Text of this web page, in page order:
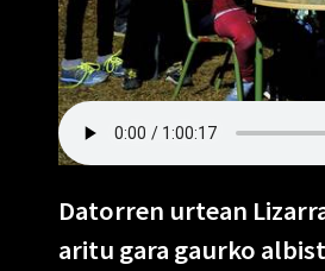
Datorren urtean
aritu gara gaurko